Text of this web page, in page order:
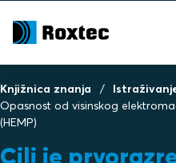
Knjižnica znanja
Opasnost od visinskog
(HEMP)
Cilj je